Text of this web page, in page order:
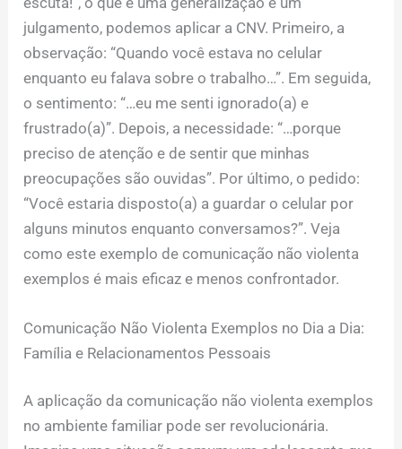
julgamento, podemos aplicar a CNV. Primeiro, a
observação: “Quando você estava no celular
enquanto eu falava sobre o trabalho…”. Em seguida,
o sentimento: “…eu me senti ignorado(a) e
frustrado(a)”. Depois, a necessidade: “…porque
preciso de atenção e de sentir que minhas
preocupações são ouvidas”. Por último, o pedido:
“Você estaria disposto(a) a guardar o celular por
alguns minutos enquanto conversamos?”. Veja
como este exemplo de comunicação não violenta
exemplos é mais eficaz e menos confrontador.
Comunicação Não Violenta Exemplos no Dia a Dia:
Família e Relacionamentos Pessoais
A aplicação da comunicação não violenta exemplos
no ambiente familiar pode ser revolucionária.